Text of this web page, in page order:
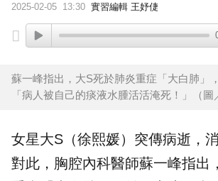
2025-02-05 13:30 實習編輯 王妤倢
蘇一峰指出，大S死於肺炎重症「大白肺」
「病人被自己的痰液水腫活活淹死！」（圖
女星大S（徐熙媛）突傳病逝，
對此， 胸腔內科醫師蘇一峰指出